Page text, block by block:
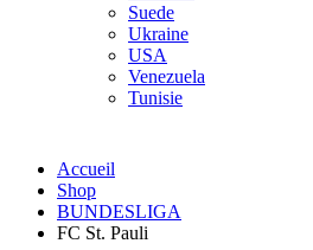
Suede
Ukraine
USA
Venezuela
Tunisie
Accueil
Shop
BUNDESLIGA
FC St. Pauli